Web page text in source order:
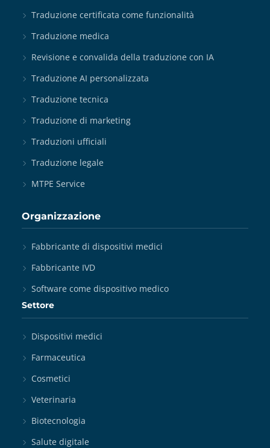
Traduzione certificata come funzionalità
Traduzione medica
Revisione e convalida della traduzione con IA
Traduzione AI personalizzata
Traduzione tecnica
Traduzione di marketing
Traduzioni ufficiali
Traduzione legale
MTPE Service
Organizzazione
Fabbricante di dispositivi medici
Fabbricante IVD
Software come dispositivo medico
Settore
Dispositivi medici
Farmaceutica
Cosmetici
Veterinaria
Biotecnologia
Salute digitale